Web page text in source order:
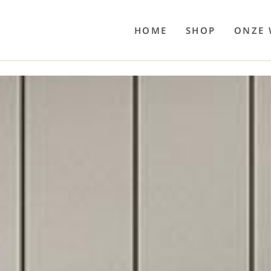
HOME SHOP ONZE